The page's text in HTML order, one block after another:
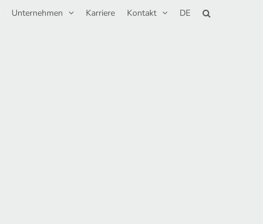
Unternehmen Karriere Kontakt DE